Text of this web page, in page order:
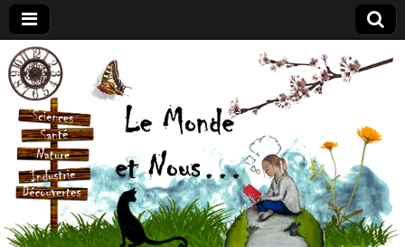
Le
Monde
et
Nous
Découvrir le
Monde, la
Vie, l'Homme
et ses
interventions
ou inventions